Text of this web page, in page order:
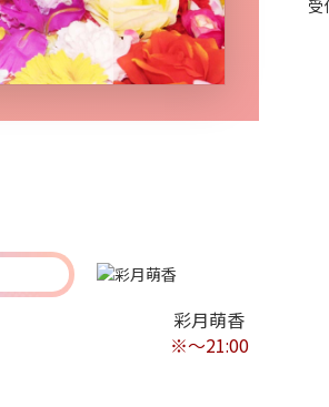
受
彩月萌香
※〜21:00